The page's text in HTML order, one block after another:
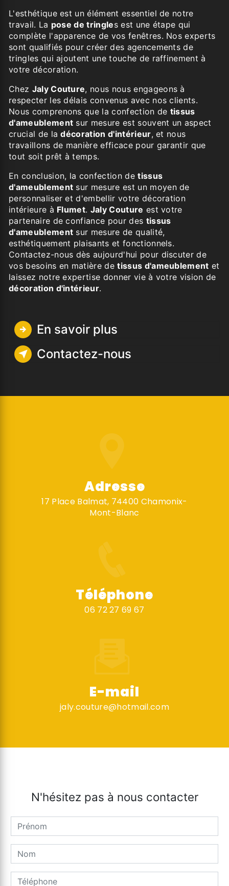
L'esthétique est un élément essentiel de notre
travail. La pose de tringles est une étape qui
complète l'apparence de vos fenêtres. Nos experts
sont qualifiés pour créer des agencements de
tringles qui ajoutent une touche de raffinement à
votre décoration.
Chez Jaly Couture, nous nous engageons à
respecter les délais convenus avec nos clients.
Nous comprenons que la confection de tissus
d'ameublement sur mesure est souvent un aspect
crucial de ladécoration d'intérieur, et nous
travaillons de manière efficace pour garantir que
tout soit prêt à temps.
En conclusion, la confection detissus
d'ameublement sur mesure est un moyen de
personnaliser et d'embellir votre décoration
intérieure à Flumet. Jaly Couture est votre
partenaire de confiance pour des tissus
d'ameublement sur mesure de qualité,
esthétiquement plaisants et fonctionnels.
Contactez-nous dès aujourd'hui pour discuter de
vos besoins en matière detissus d'ameublement et
laissez notre expertise donner vie à votre vision de
décoration d'intérieur.
En savoir plus
Contactez-nous
Adresse
17 Place Balmat, 74400 Chamonix-
Mont-Blanc
Téléphone
06 72 27 69 67
E-mail
jaly.couture@hotmail.com
N'hésitez pas à nous contacter